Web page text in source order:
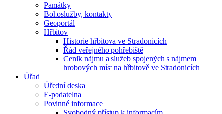
Památky
Bohoslužby, kontakty
Geoportál
Hřbitov
Historie hřbitova ve Stradonicích
Řád veřejného pohřebiště
Ceník nájmu a služeb spojených s nájmem
hrobových míst na hřbitově ve Stradonicích
Úřad
Úřední deska
E-podatelna
Povinné informace
Svobodný přístup k informacím